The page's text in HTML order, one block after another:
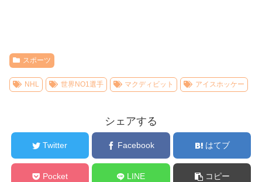
スポーツ
NHL 世界NO1選手 マクディビット アイスホッケー
シェアする
Twitter Facebook はてブ
Pocket LINE コピー